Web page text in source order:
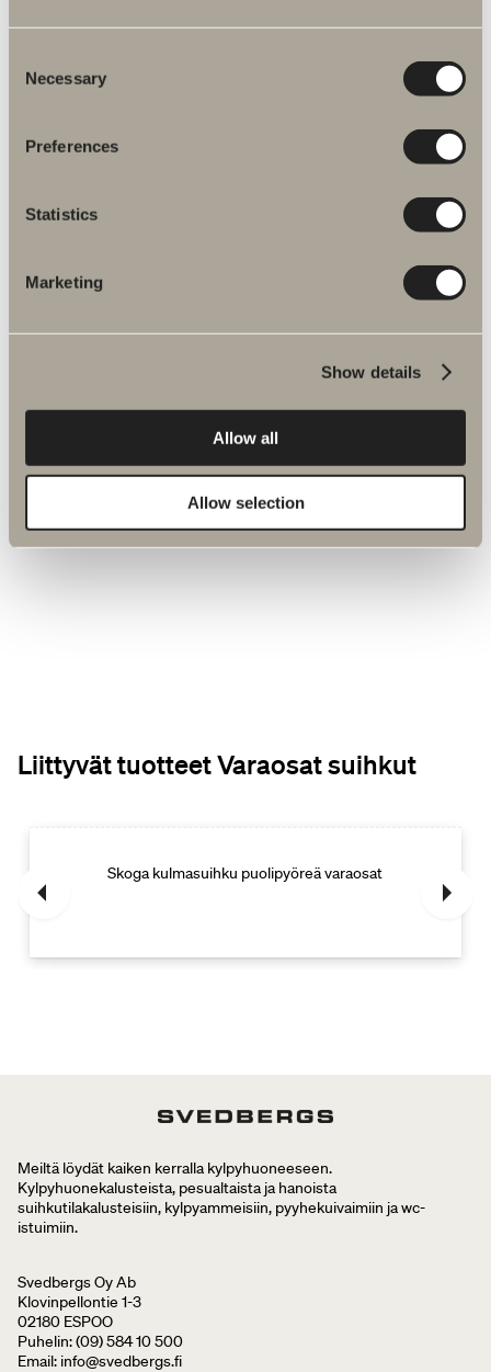
Selection
Necessary
Preferences
Statistics
Marketing
Show details
Allow all
Allow selection
Varastossa
Tuotetiedot
Tuotekuvaus
Tuotenumero
Liittyvät tuotteet Varaosat suihkut
Skoga kulmasuihku puolipyöreä varaosat
Meiltä löydät kaiken kerralla kylpyhuoneeseen.
Kylpyhuonekalusteista, pesualtaista ja hanoista
suihkutilakalusteisiin, kylpyammeisiin, pyyhekuivaimiin ja wc-
istuimiin.
Svedbergs Oy Ab
Klovinpellontie 1-3
02180 ESPOO
Puhelin: (09) 584 10 500
Email: info@svedbergs.fi